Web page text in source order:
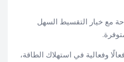
مع خيار التقسيط السهل
وفعالية في استهلاك الطاقة،